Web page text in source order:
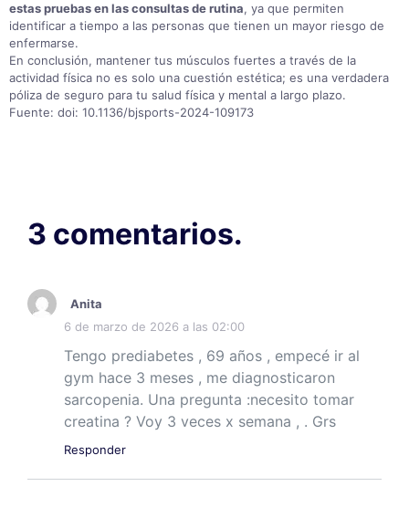
estas pruebas en las consultas de rutina, ya que permiten
identificar a tiempo a las personas que tienen un mayor riesgo de
enfermarse.
En conclusión, mantener tus músculos fuertes a través de la
actividad física no es solo una cuestión estética; es una verdadera
póliza de seguro para tu salud física y mental a largo plazo.
Fuente: doi: 10.1136/bjsports-2024-109173
3 comentarios.
Anita
6 de marzo de 2026 a las 02:00
Tengo prediabetes , 69 años , empecé ir al
gym hace 3 meses , me diagnosticaron
sarcopenia. Una pregunta :necesito tomar
creatina ? Voy 3 veces x semana , . Grs
Responder